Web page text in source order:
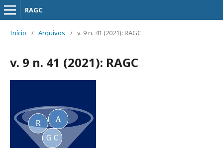
RAGC
Início / Arquivos / v. 9 n. 41 (2021): RAGC
v. 9 n. 41 (2021): RAGC